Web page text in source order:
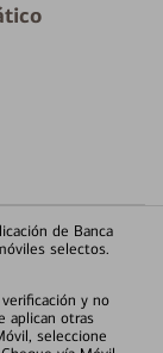
de Banca
selectos.
y no
aplican otras
seleccione